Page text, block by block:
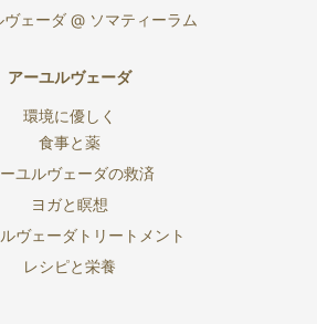
ヴェーダ @ ソマティーラム
アーユルヴェーダ
環境に優しく
食事と薬
ユルヴェーダの救済
ヨガと瞑想
ヴェーダトリートメント
レシピと栄養